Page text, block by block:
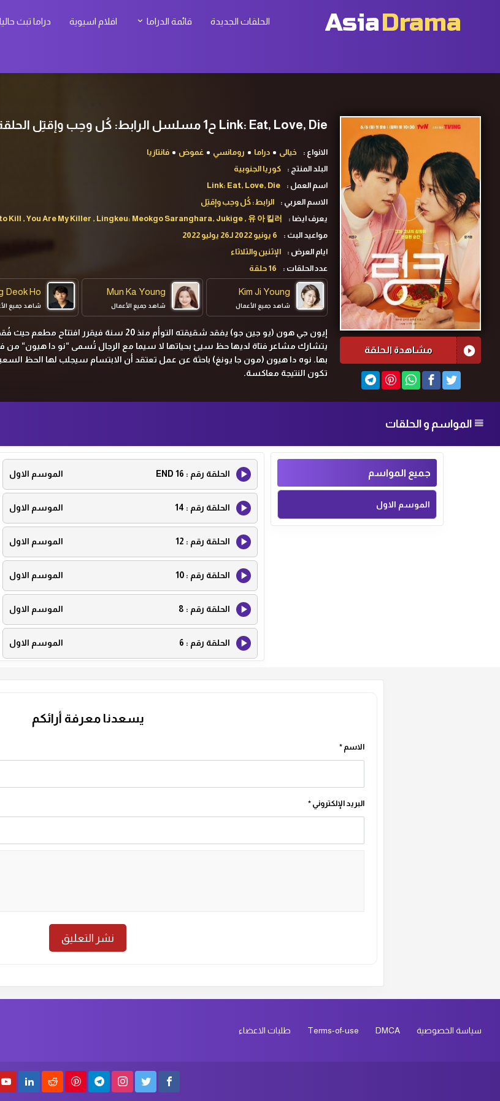
AsiaDrama الحلقات الجديدة قائمة الدراما افلام اسيوية دراما تبث حاليا
مشاهدة الحلقة
Link: Eat, Love, Die ح1 مسلسل الرابط: كُل وحِب وإقتِل الحلقة 1 مترجمة
الانواع : خيالى دراما رومانسي غموض
فانتازيا
البلد المنتج :
كوريا الجنوبية
اسم العمل :
Link: Eat, Love, Die
الاسم العربي :
الرابط: كُل وحِب وإقتِل
يعرف ايضا :
Kill , You Are My Killer , Lingkeu: Meokgo Saranghara, Jukige , 유 아 킬러
مواعيد البث :
6 يونيو 2022 لـ26 يوليو 2022
ايام العرض :
الإثنين والثلاثاء
عدد الحلقات :
16 حلقة
Kim Ji Young
شاهد جميع الأعمال
Mun Ka Young
شاهد جميع الأعمال
Deok Ho
شاهد جميع
إيون جي هون (يو جين جو) يفقد شقيقته التوأم منذ 20 سنة
يتشارك مشاعر فتاة لديها حظ سيئ بحياتها لا سيما مع الرجال تُسمى “نو دا هيون“ من
بها. نوه دا هيون (مون جا يونغ) باحثة عن عمل تعتقد أن الابتسام سيجلب لها الحظ
تكون النتيجة معاكسة.
المواسم و الحلقات
جميع المواسم
الموسم الاول
الحلقة رقم : 16 END الموسم الاول
الحلقة رقم : 14 الموسم الاول
الحلقة رقم : 12 الموسم الاول
الحلقة رقم :10 الموسم الاول
الحلقة رقم : 8 الموسم الاول
الحلقة رقم : 6 الموسم الاول
الموسم الاول
يسعدنا معرفة أرائكم
الاسم*
البريد الإلكتروني*
سياسة الخصوصية DMCA
Terms-of-use طلبات الاعضاء